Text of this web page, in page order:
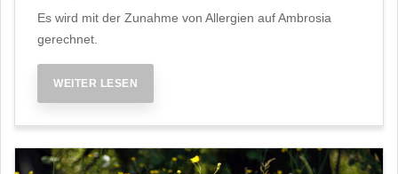
Es wird mit der Zunahme von Allergien auf Ambrosia
gerechnet.
WEITER LESEN